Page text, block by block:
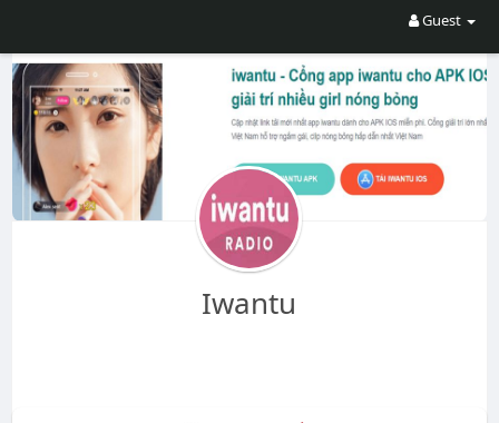
Guest
Iwantu